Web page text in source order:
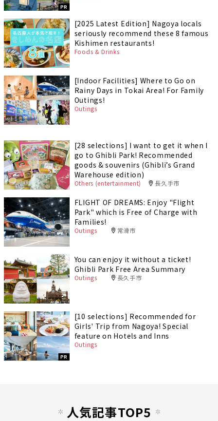
PR
[2025 Latest Edition] Nagoya locals
seriously recommend these 8 famous
Kishimen restaurants!
Foods & Drinks
[Indoor Facilities] Where to Go on
Rainy Days in Tokai Area! For Family
Outings!
Outings
[28 selections] I want to get it when I
go to Ghibli Park! Recommended
goods & souvenirs (Ghibli’s Grand
Warehouse edition)
Others (entertainment) 長久手市
FLIGHT OF DREAMS: Enjoy "Flight
Park" which is Free of Charge with
Families!
Outings 常滑市
You can enjoy it without a ticket!
Ghibli Park Free Area Summary
Outings 長久手市
PR
[10 selections] Recommended for
Girls' Trip from Nagoya! Special
feature on Hotels and Inns
Outings
人気記事TOP5